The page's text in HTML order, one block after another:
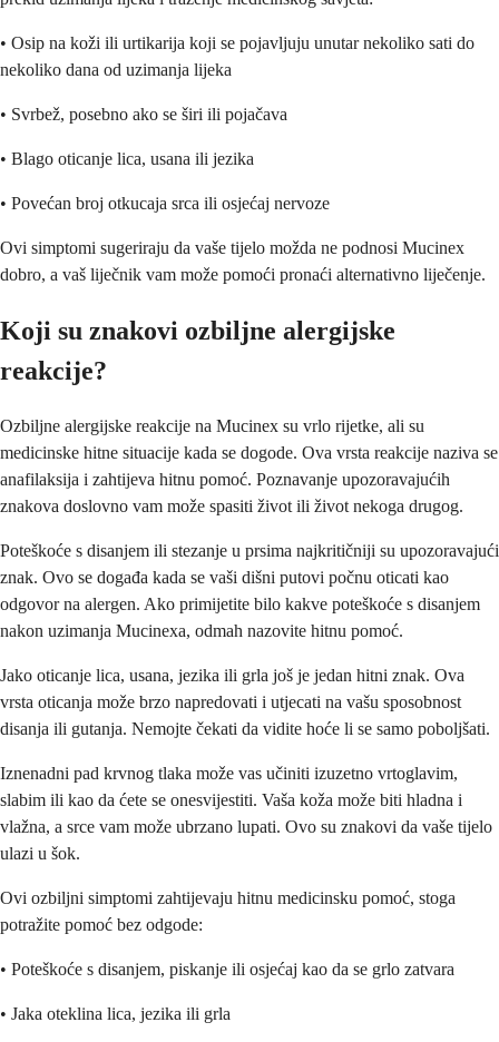
• Osip na koži ili urtikarija koji se pojavljuju unutar nekoliko sati do
nekoliko dana od uzimanja lijeka
• Svrbež, posebno ako se širi ili pojačava
• Blago oticanje lica, usana ili jezika
• Povećan broj otkucaja srca ili osjećaj nervoze
Ovi simptomi sugeriraju da vaše tijelo možda ne podnosi Mucinex
dobro, a vaš liječnik vam može pomoći pronaći alternativno liječenje.
Koji su znakovi ozbiljne alergijske
reakcije?
Ozbiljne alergijske reakcije na Mucinex su vrlo rijetke, ali su
medicinske hitne situacije kada se dogode. Ova vrsta reakcije naziva se
anafilaksija i zahtijeva hitnu pomoć. Poznavanje upozoravajućih
znakova doslovno vam može spasiti život ili život nekoga drugog.
Poteškoće s disanjem ili stezanje u prsima najkritičniji su upozoravajući
znak. Ovo se događa kada se vaši dišni putovi počnu oticati kao
odgovor na alergen. Ako primijetite bilo kakve poteškoće s disanjem
nakon uzimanja Mucinexa, odmah nazovite hitnu pomoć.
Jako oticanje lica, usana, jezika ili grla još je jedan hitni znak. Ova
vrsta oticanja može brzo napredovati i utjecati na vašu sposobnost
disanja ili gutanja. Nemojte čekati da vidite hoće li se samo poboljšati.
Iznenadni pad krvnog tlaka može vas učiniti izuzetno vrtoglavim,
slabim ili kao da ćete se onesvijestiti. Vaša koža može biti hladna i
vlažna, a srce vam može ubrzano lupati. Ovo su znakovi da vaše tijelo
ulazi u šok.
Ovi ozbiljni simptomi zahtijevaju hitnu medicinsku pomoć, stoga
potražite pomoć bez odgode:
• Poteškoće s disanjem, piskanje ili osjećaj kao da se grlo zatvara
• Jaka oteklina lica, jezika ili grla